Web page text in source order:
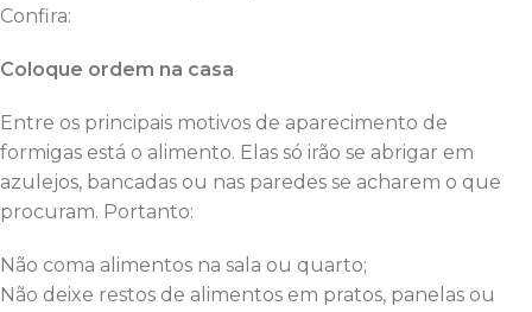
Confira:
Coloque ordem na casa
Entre os principais motivos de aparecimento de
formigas está o alimento. Elas só irão se abrigar em
azulejos, bancadas ou nas paredes se acharem o que
procuram. Portanto:
Não coma alimentos na sala ou quarto;
Não deixe restos de alimentos em pratos, panelas ou